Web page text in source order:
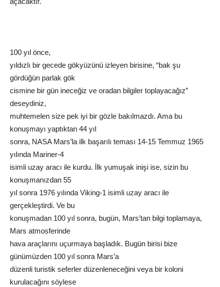
100 yıl önce,
yıldızlı bir gecede gökyüzünü izleyen birisine, “bak şu
gördüğün parlak gök
cismine bir gün ineceğiz ve oradan bilgiler toplayacağız”
deseydiniz,
muhtemelen size pek iyi bir gözle bakılmazdı. Ama bu
konuşmayı yaptıktan 44 yıl
sonra, NASA Mars’la ilk başarılı teması 14-15 Temmuz 1965
yılında Mariner-4
isimli uzay aracı ile kurdu. İlk yumuşak inişi ise, sizin bu
konuşmanızdan 55
yıl sonra 1976 yılında Viking-1 isimli uzay aracı ile
gerçekleştirdi. Ve bu
konuşmadan 100 yıl sonra, bugün, Mars’tan bilgi toplamaya,
Mars atmosferinde
hava araçlarını uçurmaya başladık. Bugün birisi bize
günümüzden 100 yıl sonra Mars’a
düzenli turistik seferler düzenleneceğini veya bir koloni
kurulacağını söylese